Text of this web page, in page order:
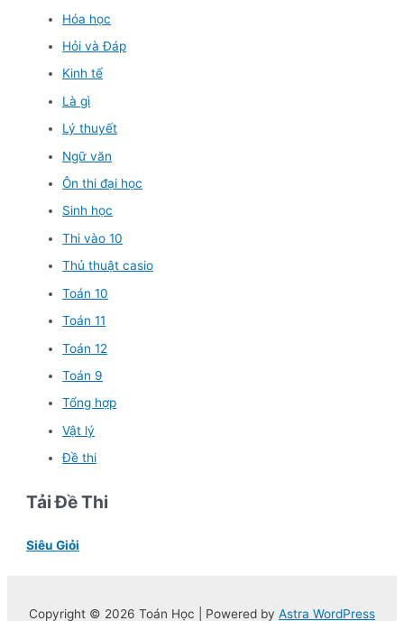
Hóa học
Hỏi và Đáp
Kinh tế
Là gì
Lý thuyết
Ngữ văn
Ôn thi đại học
Sinh học
Thi vào 10
Thủ thuật casio
Toán 10
Toán 11
Toán 12
Toán 9
Tổng hợp
Vật lý
Đề thi
Tải Đề Thi
Siêu Giỏi
Copyright © 2026 Toán Học | Powered by Astra WordPress